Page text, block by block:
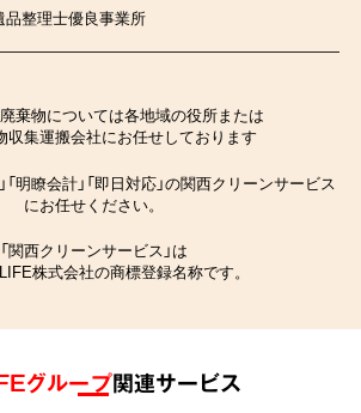
整理士優良事業所
棄物については各地域の役所または
収集運搬会社にお任せしております
明瞭会計」「即日対応」の関西クリーンサービス
にお任せください。
「関西クリーンサービス」は
株式会社の商標登録名称です。
グループ関連サービス